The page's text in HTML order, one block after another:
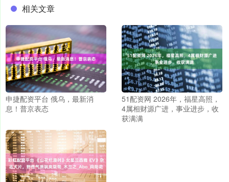
相关文章
申捷配资平台 俄乌，最新消
息！普京表态
51配资网 2026年，福星高照，
4属相财源广进，事业进步，收
获满满